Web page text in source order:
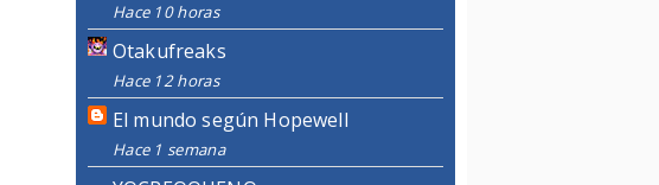
Hace 10 horas
Otakufreaks
Hace 12 horas
El mundo según Hopewell
Hace 1 semana